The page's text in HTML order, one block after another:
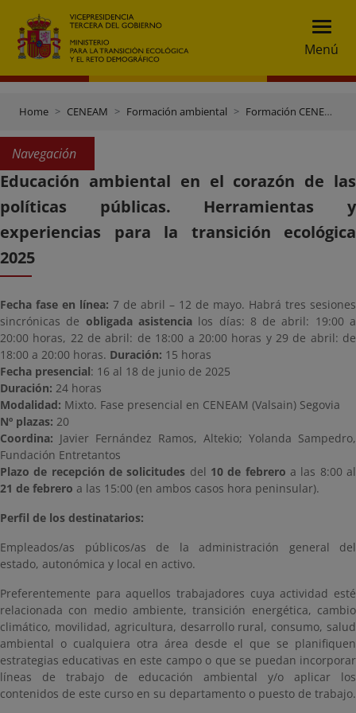
Menú
Home CENEAM Formación ambiental Formación CENEAM
Navegación
Educación ambiental en el corazón de las
políticas públicas. Herramientas y
experiencias para la transición ecológica
2025
Fecha fase en línea: 7 de abril – 12 de mayo. Habrá tres sesiones
sincrónicas de obligada asistencialos días: 8 de abril: 19:00 a
20:00 horas, 22 de abril: de 18:00 a 20:00 horas y 29 de abril: de
18:00 a 20:00 horas. Duración: 15 horas
Fecha presencial: 16 al 18 de junio de 2025
Duración: 24 horas
Modalidad: Mixto. Fase presencial en CENEAM (Valsain) Segovia
Nº plazas: 20
Coordina: Javier Fernández Ramos, Altekio; Yolanda Sampedro,
Fundación Entretantos
Plazo de recepción de solicitudes del 10 de febrero a las 8:00 al
21 de febrero a las 15:00 (en ambos casos hora peninsular).
Perfil de los destinatarios:
Empleados/as públicos/as de la administración general del
estado, autonómica y local en activo.
Preferentemente para aquellos trabajadores cuya actividad esté
relacionada con medio ambiente, transición energética, cambio
climático, movilidad, agricultura, desarrollo rural, consumo, salud
ambiental o cualquiera otra área desde el que se planifiquen
estrategias educativas en este campo o que se puedan incorporar
líneas de trabajo de educación ambiental y/o aplicar los
contenidos de este curso en su departamento o puesto de trabajo.